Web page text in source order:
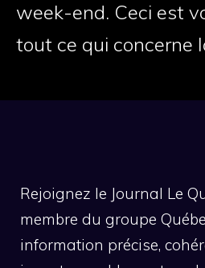
week-end. Ceci est
tout ce qui concerne
Rejoignez le Journal Le
membre du groupe
information précise,